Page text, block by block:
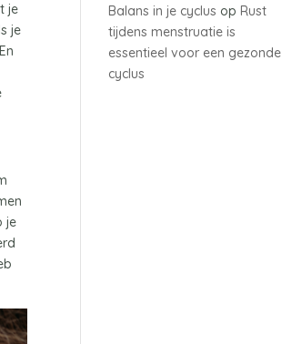
je
je
je
Balans in je cyclus opRust
tijdens menstruatie is
essentieel voor een gezonde
cyclus